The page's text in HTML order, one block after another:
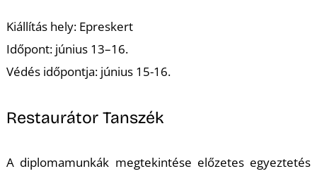
Kiállítás hely: Epreskert
Időpont: június 13–16.
Védés időpontja: június 15-16.
Restaurátor Tanszék
A diplomamunkák megtekintése előzetes egyeztetés